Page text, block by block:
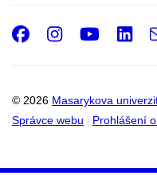
© 2026 Masarykova
Správce webu
Prohlášení
Facebook